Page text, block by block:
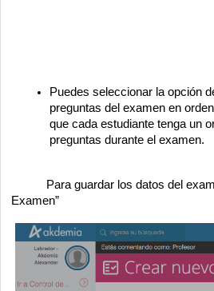
Puedes seleccionar la opción
preguntas del examen en
que cada estudiante tenga un
preguntas durante el examen.
Para guardar los datos del
Examen”